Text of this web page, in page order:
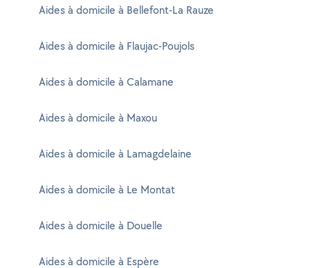
Aides à domicile à Bellefont-La Rauze
Aides à domicile à Flaujac-Poujols
Aides à domicile à Calamane
Aides à domicile à Maxou
Aides à domicile à Lamagdelaine
Aides à domicile à Le Montat
Aides à domicile à Douelle
Aides à domicile à Espère